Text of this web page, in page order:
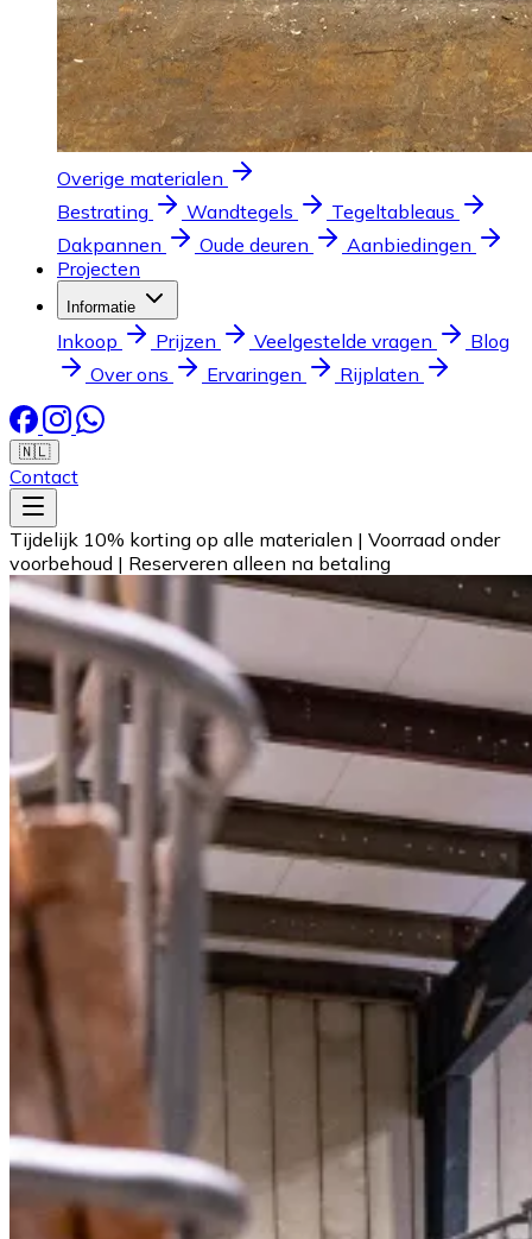
Overige materialen
Bestrating
Wandtegels
Tegeltableaus
Dakpannen
Oude deuren
Aanbiedingen
Projecten
Informatie
Inkoop Prijzen Veelgestelde vragen
Blog
Over ons
Ervaringen Rijplaten
🇳🇱
Contact
Tijdelijk 10% korting op alle materialen | Voorraad onder
voorbehoud | Reserveren alleen na betaling